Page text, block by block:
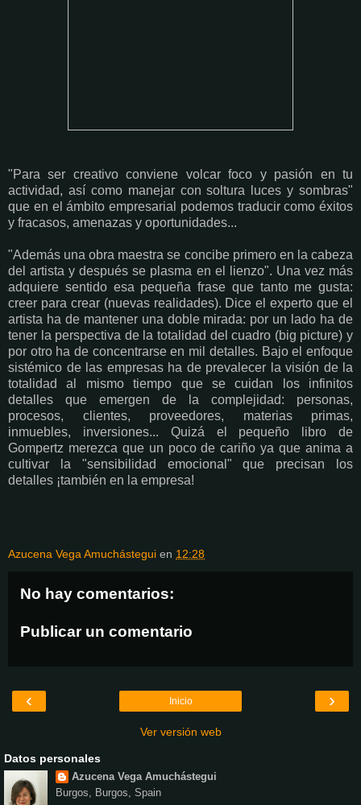
"Para ser creativo conviene volcar foco y pasión en tu
actividad, así como manejar con soltura luces y sombras"
que en el ámbito empresarial podemos traducir como éxitos
y fracasos, amenazas y oportunidades...
"Además una obra maestra se concibe primero en la cabeza
del artista y después se plasma en el lienzo". Una vez más
adquiere sentido esa pequeña frase que tanto me gusta:
creer para crear (nuevas realidades). Dice el experto que el
artista ha de mantener una doble mirada: por un lado ha de
tener la perspectiva de la totalidad del cuadro (big picture) y
por otro ha de concentrarse en mil detalles. Bajo el enfoque
sistémico de las empresas ha de prevalecer la visión de la
totalidad al mismo tiempo que se cuidan los infinitos
detalles que emergen de la complejidad: personas,
procesos, clientes, proveedores, materias primas,
inmuebles, inversiones... Quizá el pequeño libro de
Gompertz merezca que un poco de cariño ya que anima a
cultivar la "sensibilidad emocional" que precisan los
detalles ¡también en la empresa!
Azucena Vega Amuchástegui en 12:28
No hay comentarios:
Publicar un comentario
‹ ›
Inicio
Ver versión web
Datos personales
Azucena Vega Amuchástegui
Burgos, Burgos, Spain